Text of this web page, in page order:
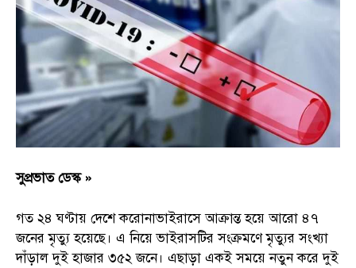
সুপ্রভাত ডেস্ক »
গত ২৪ ঘণ্টায় দেশে করোনাভাইরাসে আক্রান্ত হয়ে আরো ৪৭
জনের মৃত্যু হয়েছে। এ নিয়ে ভাইরাসটির সংক্রমণে মৃত্যুর সংখ্যা
দাঁড়াল দুই হাজার ৩৫২ জনে। এছাড়া একই সময়ে নতুন করে দুই